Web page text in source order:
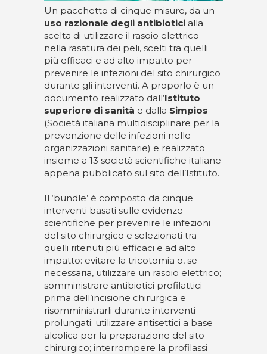
Un pacchetto di cinque misure, da un
uso razionale degli antibiotici alla
scelta di utilizzare il rasoio elettrico
nella rasatura dei peli, scelti tra quelli
più efficaci e ad alto impatto per
prevenire le infezioni del sito chirurgico
durante gli interventi. A proporlo è un
documento realizzato dall’Istituto
superiore di sanità e dalla Simpios
(Società italiana multidisciplinare per la
prevenzione delle infezioni nelle
organizzazioni sanitarie) e realizzato
insieme a 13 società scientifiche italiane
appena pubblicato sul sito dell’Istituto.
Il ‘bundle’ è composto da cinque
interventi basati sulle evidenze
scientifiche per prevenire le infezioni
del sito chirurgico e selezionati tra
quelli ritenuti più efficaci e ad alto
impatto: evitare la tricotomia o, se
necessaria, utilizzare un rasoio elettrico;
somministrare antibiotici profilattici
prima dell’incisione chirurgica e
risomministrarli durante interventi
prolungati; utilizzare antisettici a base
alcolica per la preparazione del sito
chirurgico; interrompere la profilassi